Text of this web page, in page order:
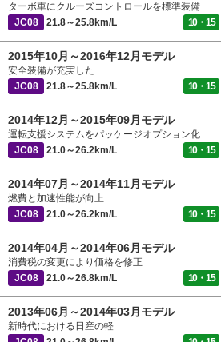
ターボ車にクルーズコントロールを標準装備
JC08
21.8～25.8km/L 10・15
2015年10月～2016年12月モデル
安全装備が充実した
JC08
21.8～25.8km/L 10・15
2014年12月～2015年09月モデル
運転支援システムをパッケージオプション化
JC08
21.0～26.2km/L 10・15
2014年07月～2014年11月モデル
燃費と加速性能が向上
JC08
21.0～26.2km/L 10・15
2014年04月～2014年06月モデル
消費税の変更により価格を修正
JC08
21.0～26.8km/L 10・15
2013年06月～2014年03月モデル
新時代における日産の軽